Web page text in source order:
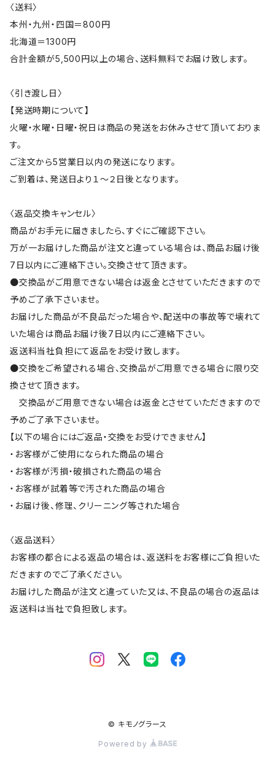
〈送料〉
本州・九州・四国＝800円
北海道＝1300円
合計金額が5,500円以上の場合、送料無料でお届け致します。
〈引き渡し日〉
【発送時期について】
火曜・水曜・日曜・祝日は商品の発送をお休みさせて頂いておりま
す。
ご注文から5営業日以内の発送になります。
ご到着は、発送日より１～２日後となります。
〈返品交換キャンセル〉
商品がお手元に届きましたら、すぐにご確認下さい。
万が一お届けした商品が注文と違っている場合は、商品お届け後
7日以内にご連絡下さい。交換させて頂きます。
●交換品がご用意できない場合は返金とさせていただきますので
予めご了承下さいませ。
お届けした商品が不良品だった場合や、配送中の事故等で壊れて
いた場合は商品お届け後7日以内にご連絡下さい。
返送料当社負担にて返品をお受け致します。
●交換をご希望される場合、交換品がご用意できる場合に限り交
換させて頂きます。
交換品がご用意できない場合は返金とさせていただきますので
予めご了承下さいませ。
【以下の場合にはご返品・交換をお受けできません】
・お客様がご使用になられた商品の場合
・お客様が汚損・破損された商品の場合
・お客様が試着等で汚された商品の場合
・お届け後、修理、クリーニング等された場合
〈返品送料〉
お客様の都合による返品の場合は、返送料をお客様にご負担いた
だきますのでご了承ください。
お届けした商品が注文と違っていた又は、不良品の場合の返品は
返送料は当社で負担致します。
© キモノグラース
Powered by